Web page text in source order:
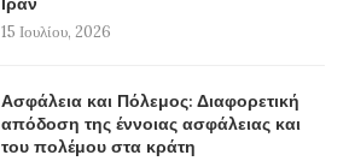
15 Ιουλίου, 2026
Ασφάλεια και Πόλεμος: Διαφορετική
απόδοση της έννοιας ασφάλειας και
του πολέμου στα κράτη